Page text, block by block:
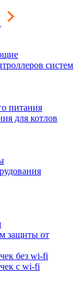
систем
питания
для котлов
защиты от
без wi-fi
с wi-fi